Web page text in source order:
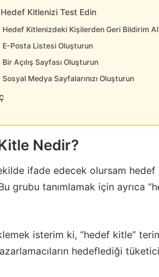
Kitlenizi Test Edin
Hedef Kitlenizdeki Kişilerden Geri Bildirim
E-Posta Listesi Oluşturun
Bir Açılış Sayfası Oluşturun
Sosyal Medya Sayfalarınızı Oluşturun
Nedir?
ifade edecek olursam
grubu tanımlamak için ayrıca
isterim ki, “hedef kitle”
hedeflediği